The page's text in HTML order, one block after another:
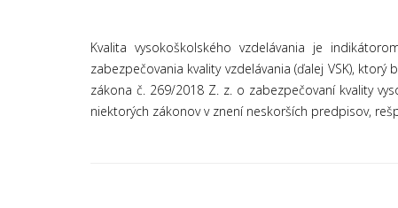
Kvalita vysokoškolského vzdelávania je
zabezpečovania kvality vzdelávania (ďalej VSK),
zákona č. 269/2018 Z. z. o zabezpečovaní kvality
niektorých zákonov v znení neskorších predpisov,